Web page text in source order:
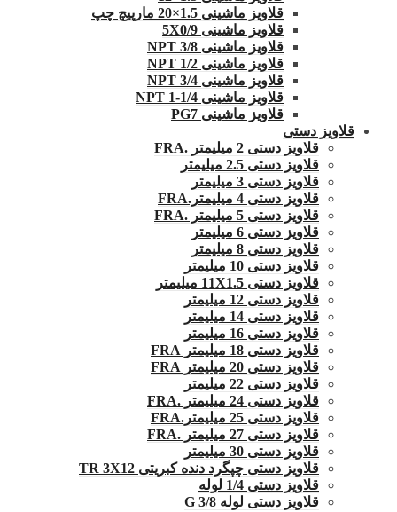
قلاویز ماشینی 1.5×20 مارپیچ چپ
قلاویز ماشینی 5X0/9
قلاویز ماشینی 3/8 NPT
قلاویز ماشینی 1/2 NPT
قلاویز ماشینی 3/4 NPT
قلاویز ماشینی 1/4-1 NPT
قلاویز ماشینی PG7
قلاویز دستی
قلاویز دستی 2 میلیمتر .FRA
قلاویز دستی 2.5 میلیمتر
قلاویز دستی 3 میلیمتر
قلاویز دستی 4 میلیمتر.FRA
قلاویز دستی 5 میلیمتر .FRA
قلاویز دستی 6 میلیمتر
قلاویز دستی 8 میلیمتر
قلاویز دستی 10 میلیمتر
قلاویز دستی 11X1.5 میلیمتر
قلاویز دستی 12 میلیمتر
قلاویز دستی 14 میلیمتر
قلاویز دستی 16 میلیمتر
قلاویز دستی 18 میلیمتر FRA
قلاویز دستی 20 میلیمتر FRA
قلاویز دستی 22 میلیمتر
قلاویز دستی 24 میلیمتر .FRA
قلاویز دستی 25 میلیمتر.FRA
قلاویز دستی 27 میلیمتر .FRA
قلاویز دستی 30 میلیمتر
قلاویز دستی چپگرد دنده کبریتی TR 3X12
قلاویز دستی 1/4 لوله
قلاویز دستی لوله G 3/8